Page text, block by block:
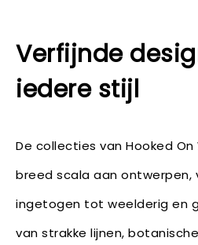
Verfijnde
iedere stijl
De collecties van Hooked
breed scala aan ontwerpen,
ingetogen tot weelderig en
van strakke lijnen,